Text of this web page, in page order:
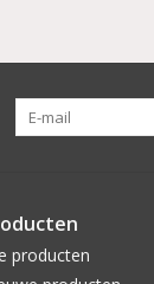
producten